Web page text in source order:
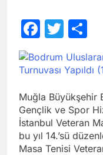
Muğla Büyükşehir
Gençlik ve Spor
İstanbul Veteran
bu yıl 14.’sü
Masa Tenisi